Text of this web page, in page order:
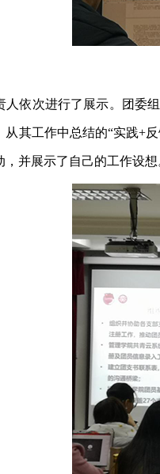
人依次进行了展示。团委
从其工作中总结的“实践+
并展示了自己的工作设想